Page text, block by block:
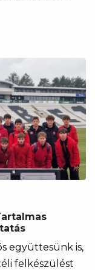
együttesünk is,
felkészülést